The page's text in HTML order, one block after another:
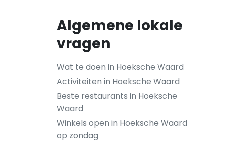
Algemene lokale
vragen
Wat te doen in Hoeksche Waard
Activiteiten in Hoeksche Waard
Beste restaurants in Hoeksche
Waard
Winkels open in Hoeksche Waard
op zondag